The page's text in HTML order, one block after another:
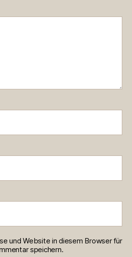
und Website in diesem Browser für
speichern.